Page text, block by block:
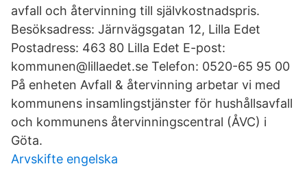
avfall och återvinning till självkostnadspris.
Besöksadress: Järnvägsgatan 12, Lilla Edet
Postadress: 463 80 Lilla Edet E-post:
kommunen@lillaedet.se Telefon: 0520-65 95 00
På enheten Avfall & återvinning arbetar vi med
kommunens insamlingstjänster för hushållsavfall
och kommunens återvinningscentral (ÅVC) i
Göta.
Arvskifte engelska